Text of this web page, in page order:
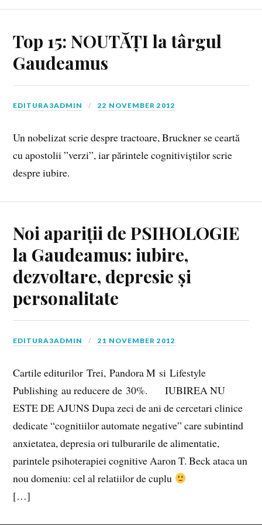
Top 15: NOUTĂȚI la târgul
Gaudeamus
EDITURA3ADMIN 22 NOVEMBER 2012
Un nobelizat scrie despre tractoare, Bruckner se ceartă
cu apostolii ”verzi”, iar părintele cognitiviștilor scrie
despre iubire.
Noi apariții de PSIHOLOGIE
la Gaudeamus: iubire,
dezvoltare, depresie și
personalitate
EDITURA3ADMIN 21 NOVEMBER 2012
Cartile editurilor Trei, Pandora M si Lifestyle
Publishing au reducere de 30%. IUBIREA NU
ESTE DE AJUNS Dupa zeci de ani de cercetari clinice
dedicate “cognitiilor automate negative” care subintind
anxietatea, depresia ori tulburarile de alimentatie,
parintele psihoterapiei cognitive Aaron T. Beck ataca un
nou domeniu: cel al relatiilor de cuplu
[…]